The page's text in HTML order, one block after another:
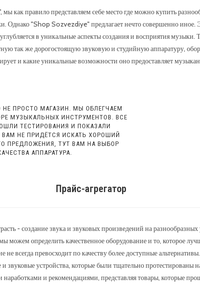
ВЕБ-
САЙТУ
как правило представляем себе место где можно купить
Однако "Shop Sozvezdiye" предлагает нечто совершенно иное.
в уникальные аспекты создания и восприятия музыки.
так же дорогостоящую звуковую и студийную аппаратуру,
и какие уникальные возможности оно предоставляет
НЕ ПРОСТО МАГАЗИН. МЫ ОБЛЕГЧАЕМ
МУЗЫКАЛЬНЫХ ИНСТРУМЕНТОВ. ВСЕ
ТЕСТИРОВАНИЯ И ПОКАЗАЛИ
ВАМ НЕ ПРИДЁТСЯ ИСКАТЬ ХОРОШИЙ
ПРЕДЛОЖЕНИЯ, ТУТ ВАМ НА ВЫБОР
АППАРАТУРА.
Прайс-агрегатор
- создание звука и звуковых произведений на разнообразных
можем определить качественное оборудование и то, которое
не всегда превосходит по качеству более доступные
звуковые устройства, которые были тщательно
и рекомендациями, представляя товары, которые